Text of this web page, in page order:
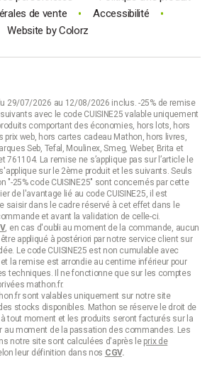
de vente • Accessibilité •
Website byColorz
29/07/2026 au 12/08/2026 inclus. -25% de remise
avec le code CUISINE25 valable uniquement
comportant des économies, hors lots, hors
web, hors cartes cadeau Mathon, hors livres,
Seb, Tefal, Moulinex, Smeg, Weber, Brita et
761104. La remise ne s’applique pas sur l’article le
sur le 2ème produit et les suivants. Seuls
"-25% code CUISINE25" sont concernés par cette
de l'avantage lié au code CUISINE25, il est
saisir dans le cadre réservé à cet effet dans le
et avant la validation de celle-ci.
, en cas d'oubli au moment de la commande, aucun
appliqué à postériori par notre service client sur
Le code CUISINE25 est non cumulable avec
la remise est arrondie au centime inférieur pour
techniques. Il ne fonctionne que sur les comptes
mathon.fr.
sont valables uniquement sur notre site
stocks disponibles. Mathon se réserve le droit de
tout moment et les produits seront facturés sur la
au moment de la passation des commandes. Les
notre site sont calculées d'après le prix de
leur définition dans nos CGV.